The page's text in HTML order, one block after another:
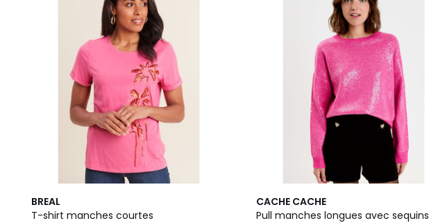
BREAL
T-shirt manches courtes
CACHE CACHE
Pull manches longues avec sequins
2
Couleurs